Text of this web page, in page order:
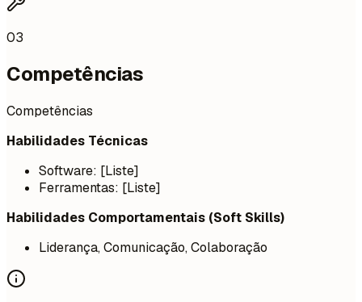
03
Competências
Competências
Habilidades Técnicas
Software: [Liste]
Ferramentas: [Liste]
Habilidades Comportamentais (Soft Skills)
Liderança, Comunicação, Colaboração